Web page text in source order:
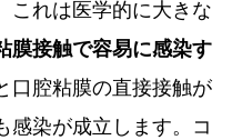
これは医学的に大きな
膜接触で容易に感染す
口腔粘膜の直接接触が
感染が成立します。コ